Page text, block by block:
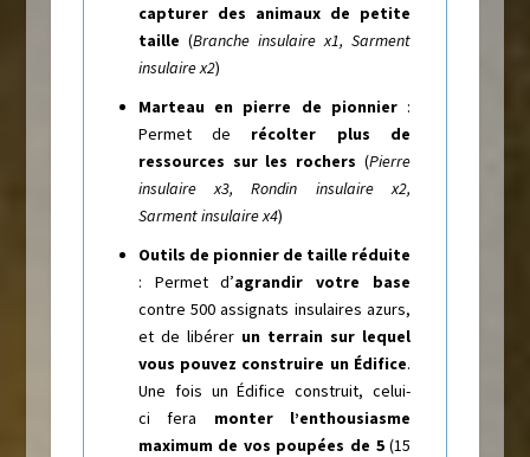
capturer des animaux de petite
taille (Branche insulaire x1, Sarment
insulaire x2)
Marteau en pierre de pionnier:
Permet de récolter plus de
ressources sur les rochers (Pierre
insulaire x3, Rondin insulaire x2,
Sarment insulaire x4)
Outils de pionnier de taille réduite
: Permet d’agrandir votre base
contre 500 assignats insulaires azurs,
et de libérer un terrain sur lequel
vous pouvez construire un Édifice.
Une fois un Édifice construit, celui-
ci fera monter l’enthousiasme
maximum de vos poupées de 5(15